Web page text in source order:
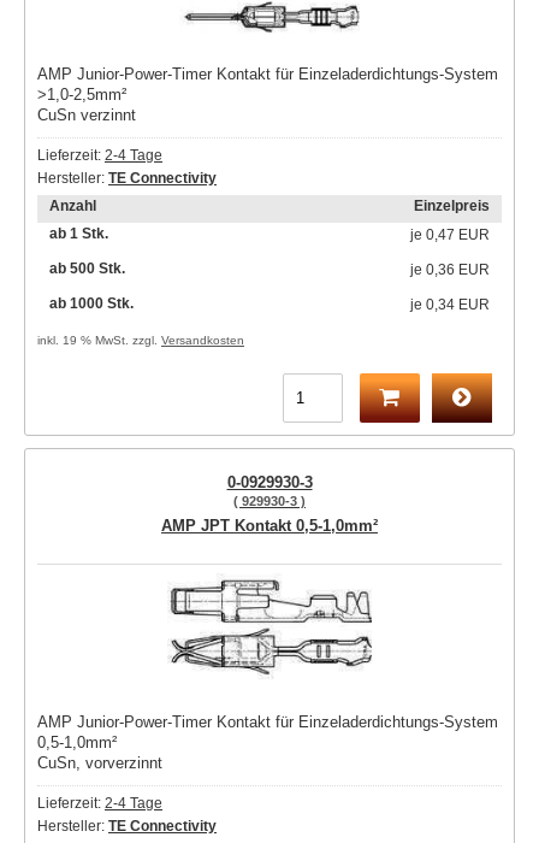
AMP Junior-Power-Timer Kontakt für Einzeladerdichtungs-System
>1,0-2,5mm²
CuSn verzinnt
Lieferzeit: 2-4 Tage
Hersteller: TE Connectivity
Anzahl
Einzelpreis
ab 1 Stk.
je 0,47 EUR
ab 500 Stk.
je 0,36 EUR
ab 1000 Stk.
je 0,34 EUR
inkl. 19 % MwSt. zzgl. Versandkosten
0-0929930-3
( 929930-3 )
AMP JPT Kontakt 0,5-1,0mm²
AMP Junior-Power-Timer Kontakt für Einzeladerdichtungs-System
0,5-1,0mm²
CuSn, vorverzinnt
Lieferzeit: 2-4 Tage
Hersteller: TE Connectivity